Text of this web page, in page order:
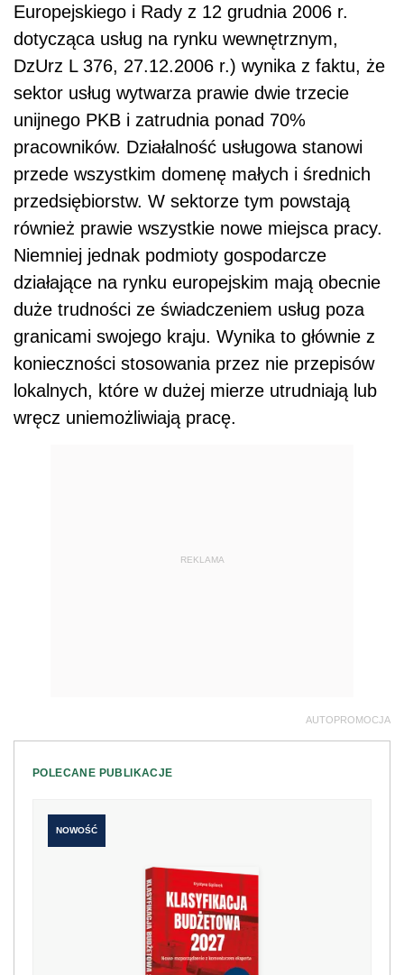
Europejskiego i Rady z 12 grudnia 2006 r.
dotycząca usług na rynku wewnętrznym,
DzUrz L 376, 27.12.2006 r.) wynika z faktu, że
sektor usług wytwarza prawie dwie trzecie
unijnego PKB i zatrudnia ponad 70%
pracowników. Działalność usługowa stanowi
przede wszystkim domenę małych i średnich
przedsiębiorstw. W sektorze tym powstają
również prawie wszystkie nowe miejsca pracy.
Niemniej jednak podmioty gospodarcze
działające na rynku europejskim mają obecnie
duże trudności ze świadczeniem usług poza
granicami swojego kraju. Wynika to głównie z
konieczności stosowania przez nie przepisów
lokalnych, które w dużej mierze utrudniają lub
wręcz uniemożliwiają pracę.
REKLAMA
AUTOPROMOCJA
POLECANE PUBLIKACJE
NOWOŚĆ